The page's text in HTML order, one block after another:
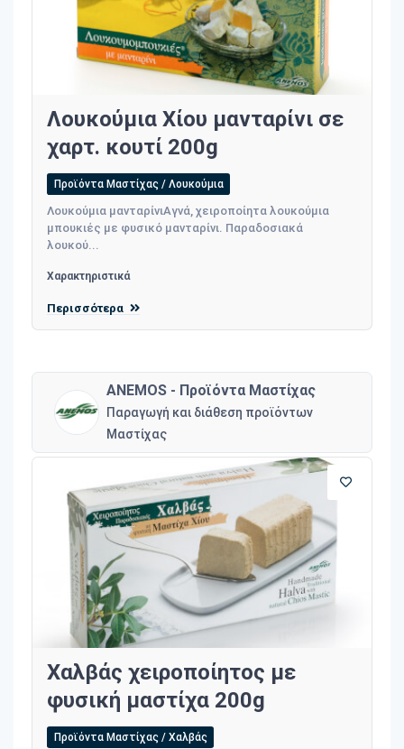
Λουκούμια Χίου μανταρίνι σε
χαρτ. κουτί 200g
Προϊόντα Μαστίχας / Λουκούμια
Λουκούμια μανταρίνιΑγνά, χειροποίητα λουκούμια
μπουκιές με φυσικό μανταρίνι. Παραδοσιακά
λουκού...
Χαρακτηριστικά
Περισσότερα
ANEMOS - Προϊόντα Μαστίχας
Παραγωγή και διάθεση προϊόντων
Μαστίχας
Χαλβάς χειροποίητος με
φυσική μαστίχα 200g
Προϊόντα Μαστίχας / Χαλβάς